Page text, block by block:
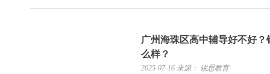
广州海珠区高中辅导好不好？
么样？
2025-07-16 来源： 锐思教育